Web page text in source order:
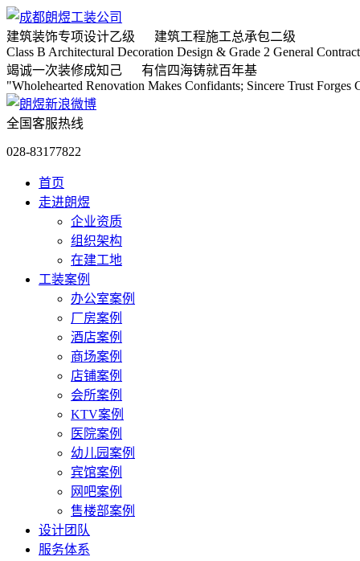
建筑装饰专项设计乙级 建筑工程施工总承包二级
Class B Architectural Decoration Design & Grade 2 General
竭诚一次装修成知己 有信四海铸就百年基
"Wholehearted Renovation Makes Confidants; Sincere Trust Forges
全国客服热线
028-83177822
首页
走进朗煜
企业资质
组织架构
在建工地
工装案例
办公室案例
厂房案例
酒店案例
商场案例
店铺案例
会所案例
KTV案例
医院案例
幼儿园案例
宾馆案例
网吧案例
售楼部案例
设计团队
服务体系